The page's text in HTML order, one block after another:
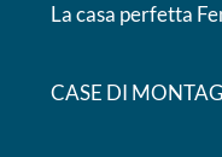
La casa perfetta
CASE DI